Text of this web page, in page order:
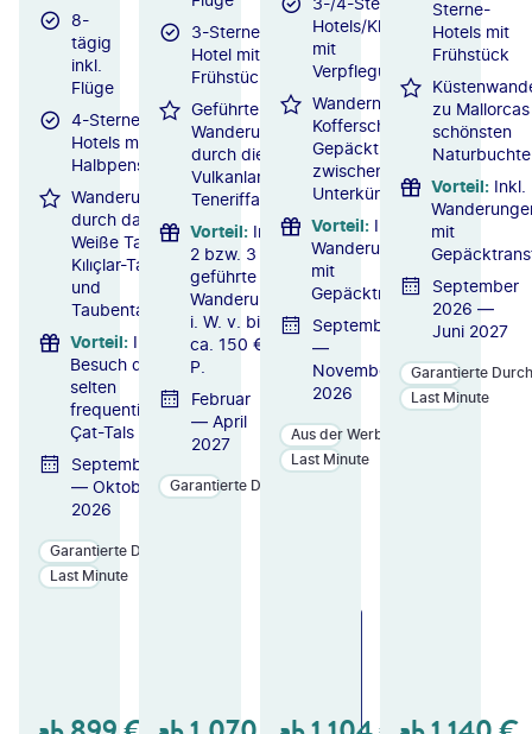
8-
tägig
inkl.
Flüge
4-Sterne-
Hotels mit
Halbpension
Wanderung
durch das
Weiße Tal,
Kılıçlar-Tal
und
Taubental
Vorteil: Inkl.
Besuch des
selten
frequentierten
Çat-Tals
September
— Oktober
2026
Garantierte Durchführung
Last Minute
3-Sterne-
Hotel mit
Frühstück
Geführte
Wanderungen
durch die
Vulkanlandschaften
Teneriffas
Vorteil: Inkl.
2 bzw. 3
geführte
Wanderungen
i. W. v. bis zu
ca. 150 € p.
P.
Februar
— April
2027
Garantierte Durchführung
Hotels/Kloster
mit
Verpflegung
Wandern ohne
Kofferschleppen:
Gepäcktransport
zwischen den
Unterkünften
Vorteil: Inkl. 6
Wanderungen
mit
Gepäcktransfer
September
—
November
2026
Aus der Werbung
Last Minute
Sterne-
Hotels mit
Frühstück
zu Mallorcas
schönsten
Vorteil: Inkl.
mit
September
2026 —
Juni 2027
Garantierte
Last Minute